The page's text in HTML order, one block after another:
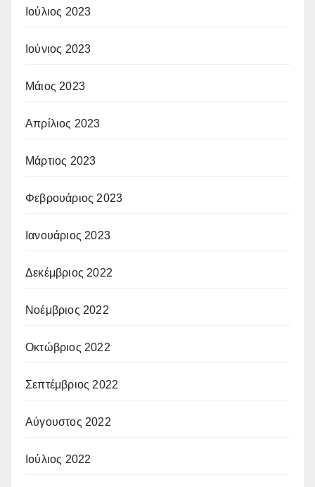
Ιούλιος 2023
Ιούνιος 2023
Μάιος 2023
Απρίλιος 2023
Μάρτιος 2023
Φεβρουάριος 2023
Ιανουάριος 2023
Δεκέμβριος 2022
Νοέμβριος 2022
Οκτώβριος 2022
Σεπτέμβριος 2022
Αύγουστος 2022
Ιούλιος 2022